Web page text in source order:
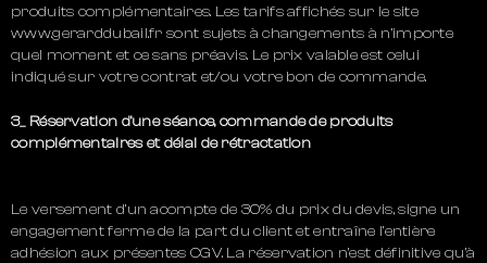
produits complémentaires. Les tarifs affichés sur le site
www.gerarddubail.fr sont sujets à changements à n’importe
quel moment et ce sans préavis. Le prix valable est celui
indiqué sur votre contrat et/ou votre bon de commande.
3_ Réservation d’une séance, commande de produits
complémentaires et délai de rétractation
Le versement d’un acompte de 30% du prix du devis, signe un
engagement ferme de la part du client et entraîne l’entière
adhésion aux présentes CGV. La réservation n’est définitive qu’à